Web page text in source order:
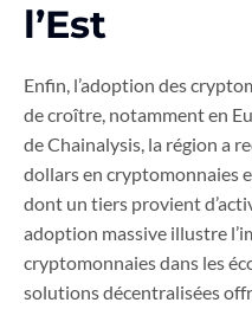
l’Est
Enfin, l’adoption des
de croître, notamment en
de Chainalysis, la région a
dollars en cryptomonnaies
dont un tiers provient
adoption massive illustre
cryptomonnaies dans les
solutions décentralisées